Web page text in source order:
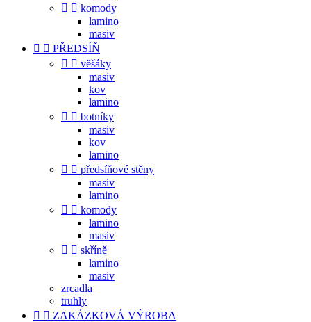
  komody
lamino
masiv
  PŘEDSÍŇ
  věšáky
masiv
kov
lamino
  botníky
masiv
kov
lamino
  předsíňové stěny
masiv
lamino
  komody
lamino
masiv
  skříně
lamino
masiv
zrcadla
truhly
  ZAKÁZKOVÁ VÝROBA